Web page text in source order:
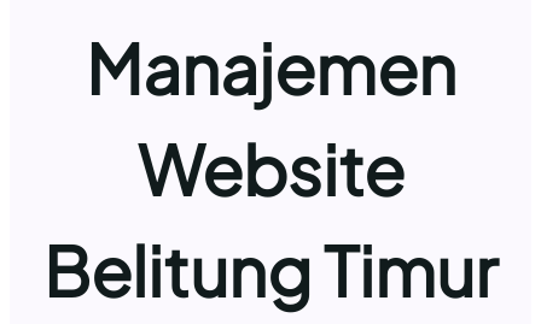
Manajemen
Website
Belitung Timur